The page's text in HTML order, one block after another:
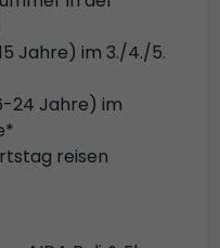
Jahre) im 3./4./5.
24 Jahre) im
reisen